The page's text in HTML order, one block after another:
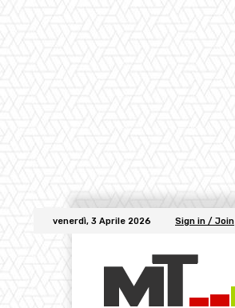
venerdì, 3 Aprile 2026 Sign in / Join